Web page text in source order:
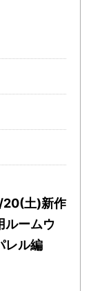
20(土)新作
ルームウ
レル編